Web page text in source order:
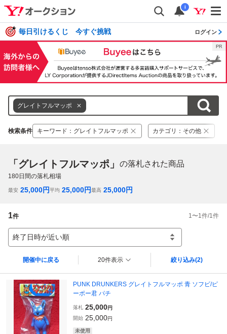
i
毎日引けるくじ 今すぐ挑戦 ログイン
グレイトフルマッポ
検索条件 キーワード ： グレイトフルマッポ カテゴリ ： その他
「グレイトフルマッポ」 の落札された商品
180日間の落札相場
最安 25,000円平均 25,000円最高 25,000円
1件 1 〜1 件/1 件
終了日時が近い順
開催中に戻る 20件表示 絞り込み(2)
PUNK DRUNKERS グレイトフルマッポ 青 ソフビ/ピ
ーポー君 パチ
落札 25,000円
開始 25,000円
未使用